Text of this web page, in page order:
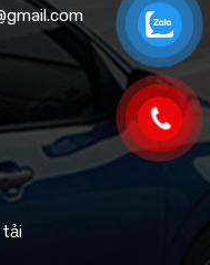
tải